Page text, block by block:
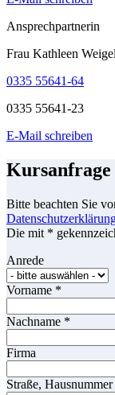
Ansprechpartnerin
Frau Kathleen
0335 55641-64
0335 55641-23
E-Mail schreiben
Kursanfrage
Bitte beachten Sie
Die mit *
Anrede
Vorname *
Nachname *
Firma
Straße, Hausnummer